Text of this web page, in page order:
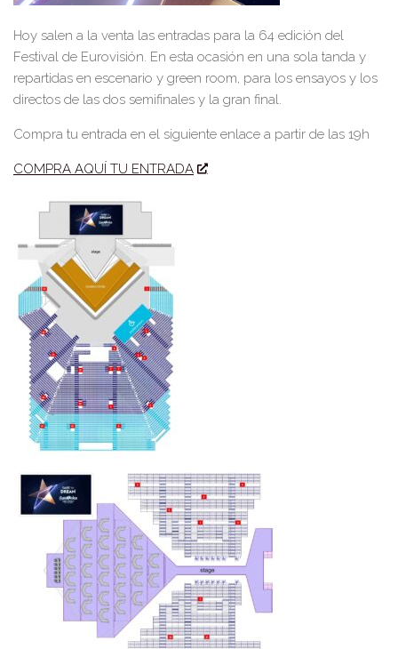
Hoy salen a la venta las entradas para la 64 edición del
Festival de Eurovisión. En esta ocasión en una sola tanda y
repartidas en escenario y green room, para los ensayos y los
directos de las dos semifinales y la gran final.
Compra tu entrada en el siguiente enlace a partir de las 19h
COMPRA AQUÍ TU ENTRADA